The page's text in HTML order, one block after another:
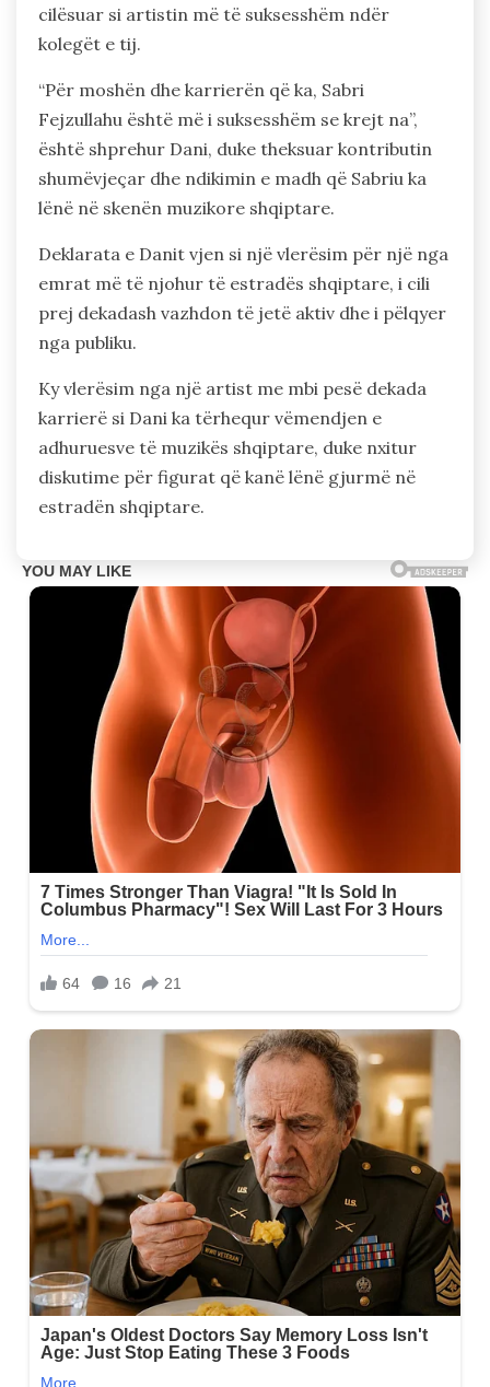
cilësuar si artistin më të suksesshëm ndër
kolegët e tij.
“Për moshën dhe karrierën që ka, Sabri
Fejzullahu është më i suksesshëm se krejt na”,
është shprehur Dani, duke theksuar kontributin
shumëvjeçar dhe ndikimin e madh që Sabriu ka
lënë në skenën muzikore shqiptare.
Deklarata e Danit vjen si një vlerësim për një nga
emrat më të njohur të estradës shqiptare, i cili
prej dekadash vazhdon të jetë aktiv dhe i pëlqyer
nga publiku.
Ky vlerësim nga një artist me mbi pesë dekada
karrierë si Dani ka tërhequr vëmendjen e
adhuruesve të muzikës shqiptare, duke nxitur
diskutime për figurat që kanë lënë gjurmë në
estradën shqiptare.